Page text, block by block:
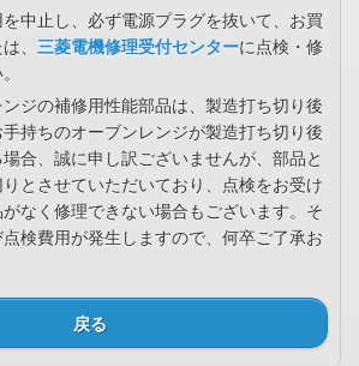
中止し、必ず電源プラグを抜いて、お買
、 三菱電機修理受付センターに点検・修
ジの補修用性能部品は、製造打ち切り後
持ちのオーブンレンジが製造打ち切り後
合、誠に申し訳ございませんが、部品と
とさせていただいており、点検をお受け
なく修理できない場合もございます。そ
検費用が発生しますので、何卒ご了承お
戻る